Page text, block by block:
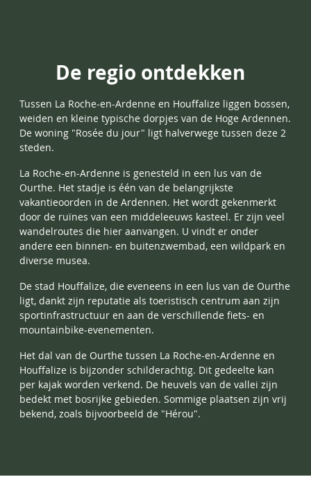
De regio ontdekken
Tussen La Roche-en-Ardenne en Houffalize liggen bossen,
weiden en kleine typische dorpjes van de Hoge Ardennen.
De woning "Rosée du jour" ligt halverwege tussen deze 2
steden.
La Roche-en-Ardenne is genesteld in een lus van de
Ourthe. Het stadje is één van de belangrijkste
vakantieoorden in de Ardennen. Het wordt gekenmerkt
door de ruïnes van een middeleeuws kasteel. Er zijn veel
wandelroutes die hier aanvangen. U vindt er onder
andere een binnen- en buitenzwembad, een wildpark en
diverse musea.
De stad Houffalize, die eveneens in een lus van de Ourthe
ligt, dankt zijn reputatie als toeristisch centrum aan zijn
sportinfrastructuur en aan de verschillende fiets- en
mountainbike-evenementen.
Het dal van de Ourthe tussen La Roche-en-Ardenne en
Houffalize is bijzonder schilderachtig. Dit gedeelte kan
per kajak worden verkend. De heuvels van de vallei zijn
bedekt met bosrijke gebieden. Sommige plaatsen zijn vrij
bekend, zoals bijvoorbeeld de "Hérou".